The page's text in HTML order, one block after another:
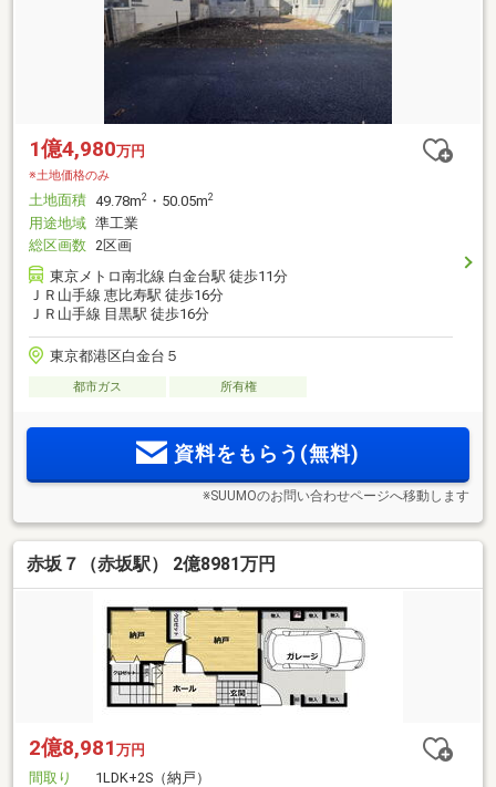
1億4,980万円
※土地価格のみ
土地面積 49.78m2 ・50.05m2
用途地域 準工業
総区画数 2区画
東京メトロ南北線 白金台駅 徒歩11分
ＪＲ山手線 恵比寿駅 徒歩16分
ＪＲ山手線 目黒駅 徒歩16分
東京都港区白金台５
都市ガス 所有権
資料をもらう(無料)
※SUUMOのお問い合わせページへ移動します
赤坂７（赤坂駅） 2億8981万円
2億8,981 万円
間取り
1LDK+2S（納戸）